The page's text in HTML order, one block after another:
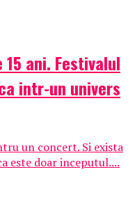
15 ani. Festivalul
intr-un univers
un concert. Si exista
este doar inceputul....